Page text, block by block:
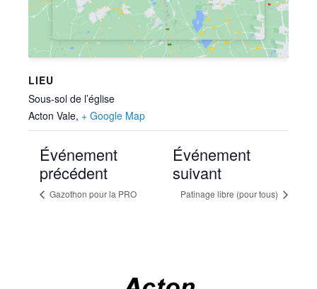
LIEU
Sous-sol de l’église
Acton Vale, + Google Map
Événement
précédent
Gazothon pour la PRO
Événement
suivant
Patinage libre (pour tous)